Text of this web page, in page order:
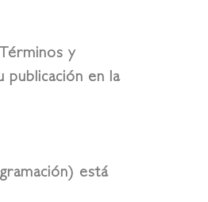
y
publicación en la
está